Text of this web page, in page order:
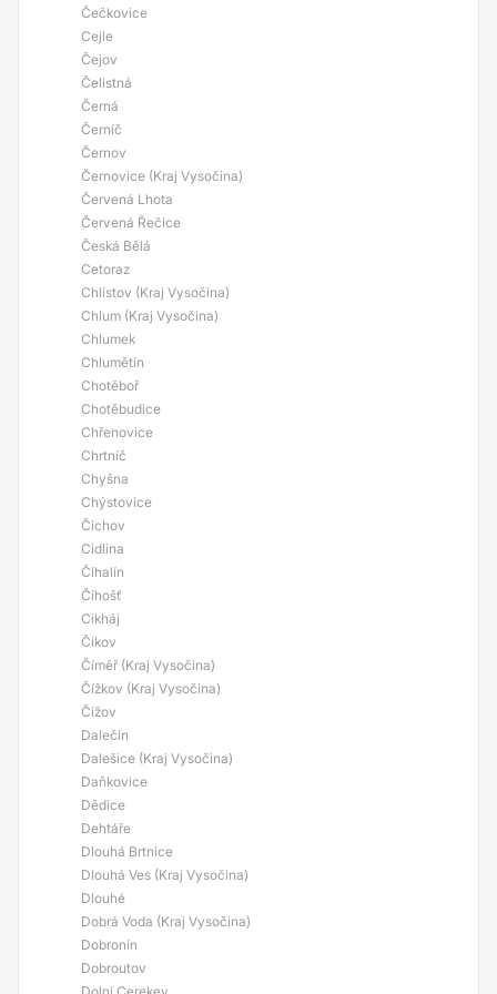
Čečkovice
Cejle
Čejov
Čelistná
Černá
Černíč
Černov
Černovice (Kraj Vysočina)
Červená Lhota
Červená Řečice
Česká Bělá
Cetoraz
Chlístov (Kraj Vysočina)
Chlum (Kraj Vysočina)
Chlumek
Chlumětín
Chotěboř
Chotěbudice
Chřenovice
Chrtníč
Chyšna
Chýstovice
Číchov
Cidlina
Číhalín
Číhošť
Cikháj
Čikov
Číměř (Kraj Vysočina)
Čížkov (Kraj Vysočina)
Čížov
Dalečín
Dalešice (Kraj Vysočina)
Daňkovice
Dědice
Dehtáře
Dlouhá Brtnice
Dlouhá Ves (Kraj Vysočina)
Dlouhé
Dobrá Voda (Kraj Vysočina)
Dobronín
Dobroutov